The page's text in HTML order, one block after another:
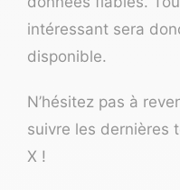
intéressant sera
disponible.
N’hésitez pas à
suivre les dernières
X !